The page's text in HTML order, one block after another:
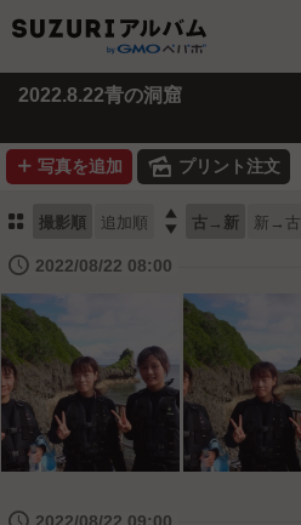
2022.8.22青の洞窟
➕ 写真を追加 🌄 プリント注文
⚏ 撮影順 追加順  古→新 新→古
🕔 2022/08/22 08:00